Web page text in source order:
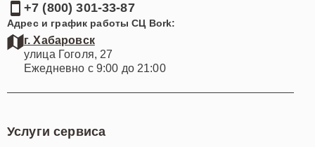
+7 (800) 301-33-87
Адрес и график работы СЦ Bork:
г. Хабаровск
улица Гоголя, 27
Ежедневно с 9:00 до 21:00
Услуги сервиса